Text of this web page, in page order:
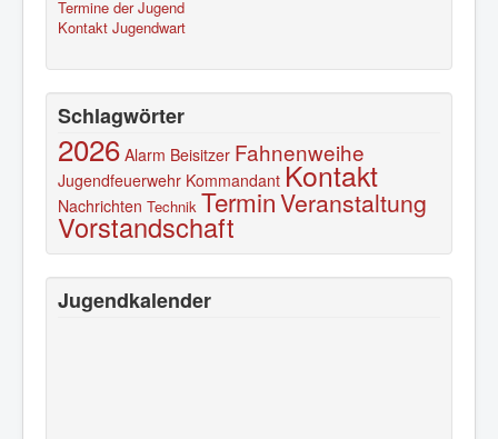
Termine der Jugend
Kontakt Jugendwart
Schlagwörter
2026 Alarm Beisitzer Fahnenweihe
Jugendfeuerwehr Kommandant Kontakt
Nachrichten Technik TerminVeranstaltung
Vorstandschaft
Jugendkalender